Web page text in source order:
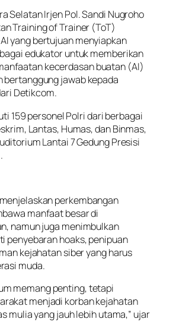
Selatan Irjen Pol. Sandi Nugroho
Training of Trainer (ToT)
yang bertujuan menyiapkan
edukator untuk memberikan
kecerdasan buatan (AI)
bertanggung jawab kepada
Detikcom.
159 personel Polri dari berbagai
Lantas, Humas, dan Binmas,
Lantai 7 Gedung Presisi
perkembangan
manfaat besar di
namun juga menimbulkan
penyebaran hoaks, penipuan
kejahatan siber yang harus
muda.
memang penting, tetapi
menjadi korban kejahatan
mulia yang jauh lebih utama,” ujar